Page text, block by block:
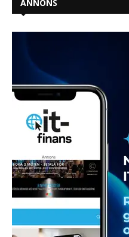
ANNONS